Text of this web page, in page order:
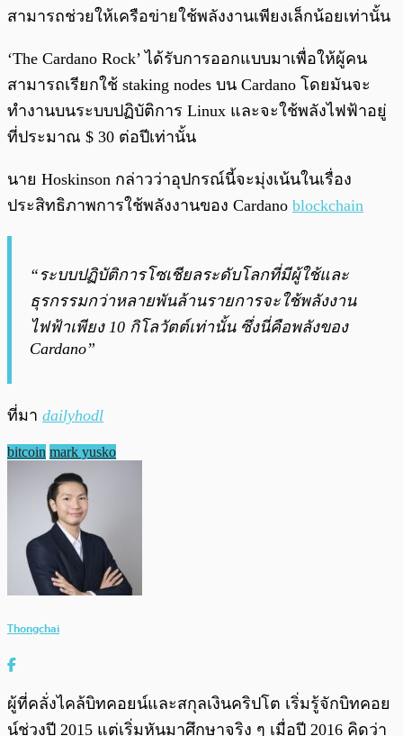
สามารถช่วยให้เครือข่ายใช้พลังงานเพียงเล็กน้อยเท่านั้น
‘The Cardano Rock’ ได้รับการออกแบบมาเพื่อให้ผู้คน
สามารถเรียกใช้ staking nodes บน Cardano โดยมันจะ
ทำงานบนระบบปฏิบัติการ Linux และจะใช้พลังไฟฟ้าอยู่
ที่ประมาณ $ 30 ต่อปีเท่านั้น
นาย Hoskinson กล่าวว่าอุปกรณ์นี้จะมุ่งเน้นในเรื่อง
ประสิทธิภาพการใช้พลังงานของ Cardano blockchain
“ระบบปฏิบัติการโซเชียลระดับโลกที่มีผู้ใช้และ
ธุรกรรมกว่าหลายพันล้านรายการจะใช้พลังงาน
ไฟฟ้าเพียง 10 กิโลวัตต์เท่านั้น ซึ่งนี่คือพลังของ
Cardano”
ที่มา dailyhodl
bitcoin mark yusko
Thongchai
ผู้ที่คลั่งไคล้บิทคอยน์และสกุลเงินคริปโต เริ่มรู้จักบิทคอย
น์ช่วงปี 2015 แต่เริ่มหันมาศึกษาจริง ๆ เมื่อปี 2016 คิดว่า